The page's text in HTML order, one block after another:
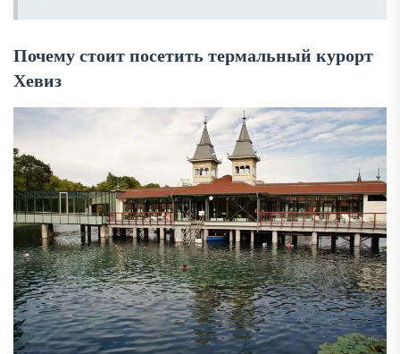
Почему стоит посетить термальный курорт
Хевиз